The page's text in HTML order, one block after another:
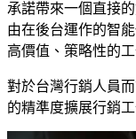
承諾帶來一個直接
由在後台運作的智
高價值、策略性的工
對於台灣行銷人員
的精準度擴展行銷